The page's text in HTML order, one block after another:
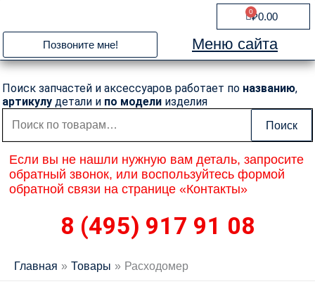
содержимому
₽0.00
0
Cart
Позвоните мне! Меню сайта
Поиск запчастей и аксессуаров работает по названию,
артикулу детали и по модели изделия
Искать:
Поиск
Если вы не нашли нужную вам деталь, запросите
обратный звонок, или воспользуйтесь формой
обратной связи на странице «Контакты»
8 (495) 917 91 08
Главная Товары Расходомер